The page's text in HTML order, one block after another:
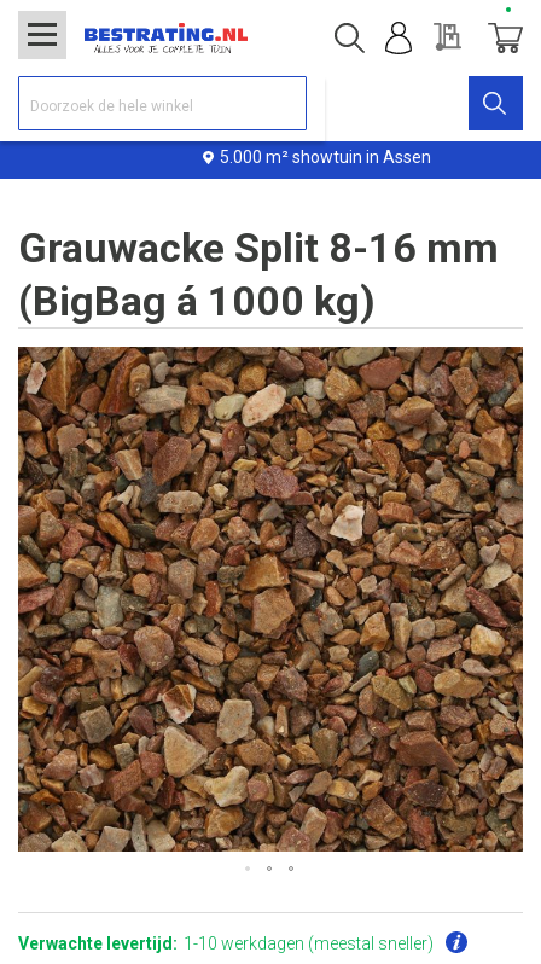
5.000 m² showtuin in Assen
Offerte
Grauwacke Split 8-16 mm
(BigBag á 1000 kg)
Ga
naar
het
einde
van
de
afbeeldingen-
gallerij
naar
begin
Verwachte levertijd: 1-10 werkdagen (meestal sneller)